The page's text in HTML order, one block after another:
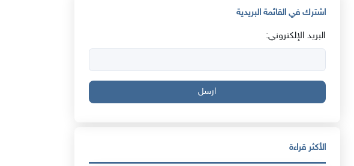
اشترك في القائمة البريدية
البريد الإلكتروني:
ارسل
الأكثر قراءة